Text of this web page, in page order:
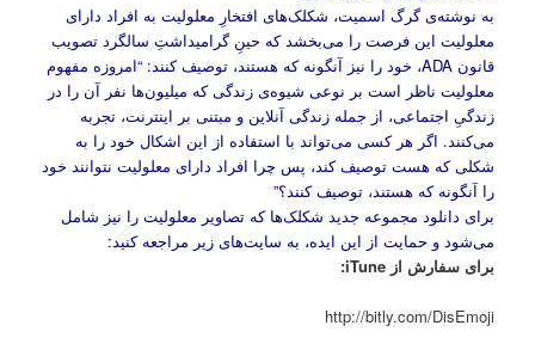
به نوشته‌ی گرگ اسمیت، شکلک‌های افتخارِ معلولیت به افراد دارای
معلولیت این فرصت را می‌بخشد که حینِ گرامیداشتِ سالگرد تصویب
قانون ADA، خود را نیز آنگونه که هستند، توصیف کنند: “امروزه مفهوم
معلولیت ناظر است بر نوعی شیوه‌ی زندگی که میلیون‌ها نفر آن را در
زندگیِ اجتماعی، از جمله زندگی آنلاین و مبتنی بر اینترنت، تجربه
می‌کنند. اگر هر کسی می‌تواند با استفاده از این اشکال خود را به
شکلی که هست توصیف کند، پس چرا افراد دارای معلولیت نتوانند خود
را آنگونه که هستند، توصیف کنند؟”
برای دانلود مجموعه جدید شکلک‌ها که تصاویر معلولیت را نیز شامل
می‌شود و حمایت از این ایده، به سایت‌های زیر مراجعه کنید:
برای سفارش از iTune:
http://bitly.com/DisEmoji